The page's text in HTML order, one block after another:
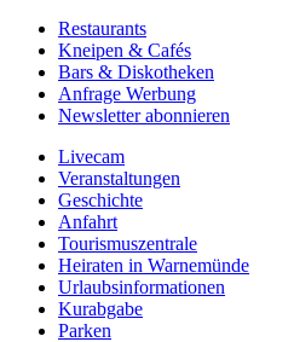
Restaurants
Kneipen & Cafés
Bars & Diskotheken
Anfrage Werbung
Newsletter abonnieren
Livecam
Veranstaltungen
Geschichte
Anfahrt
Tourismuszentrale
Heiraten in Warnemünde
Urlaubsinformationen
Kurabgabe
Parken